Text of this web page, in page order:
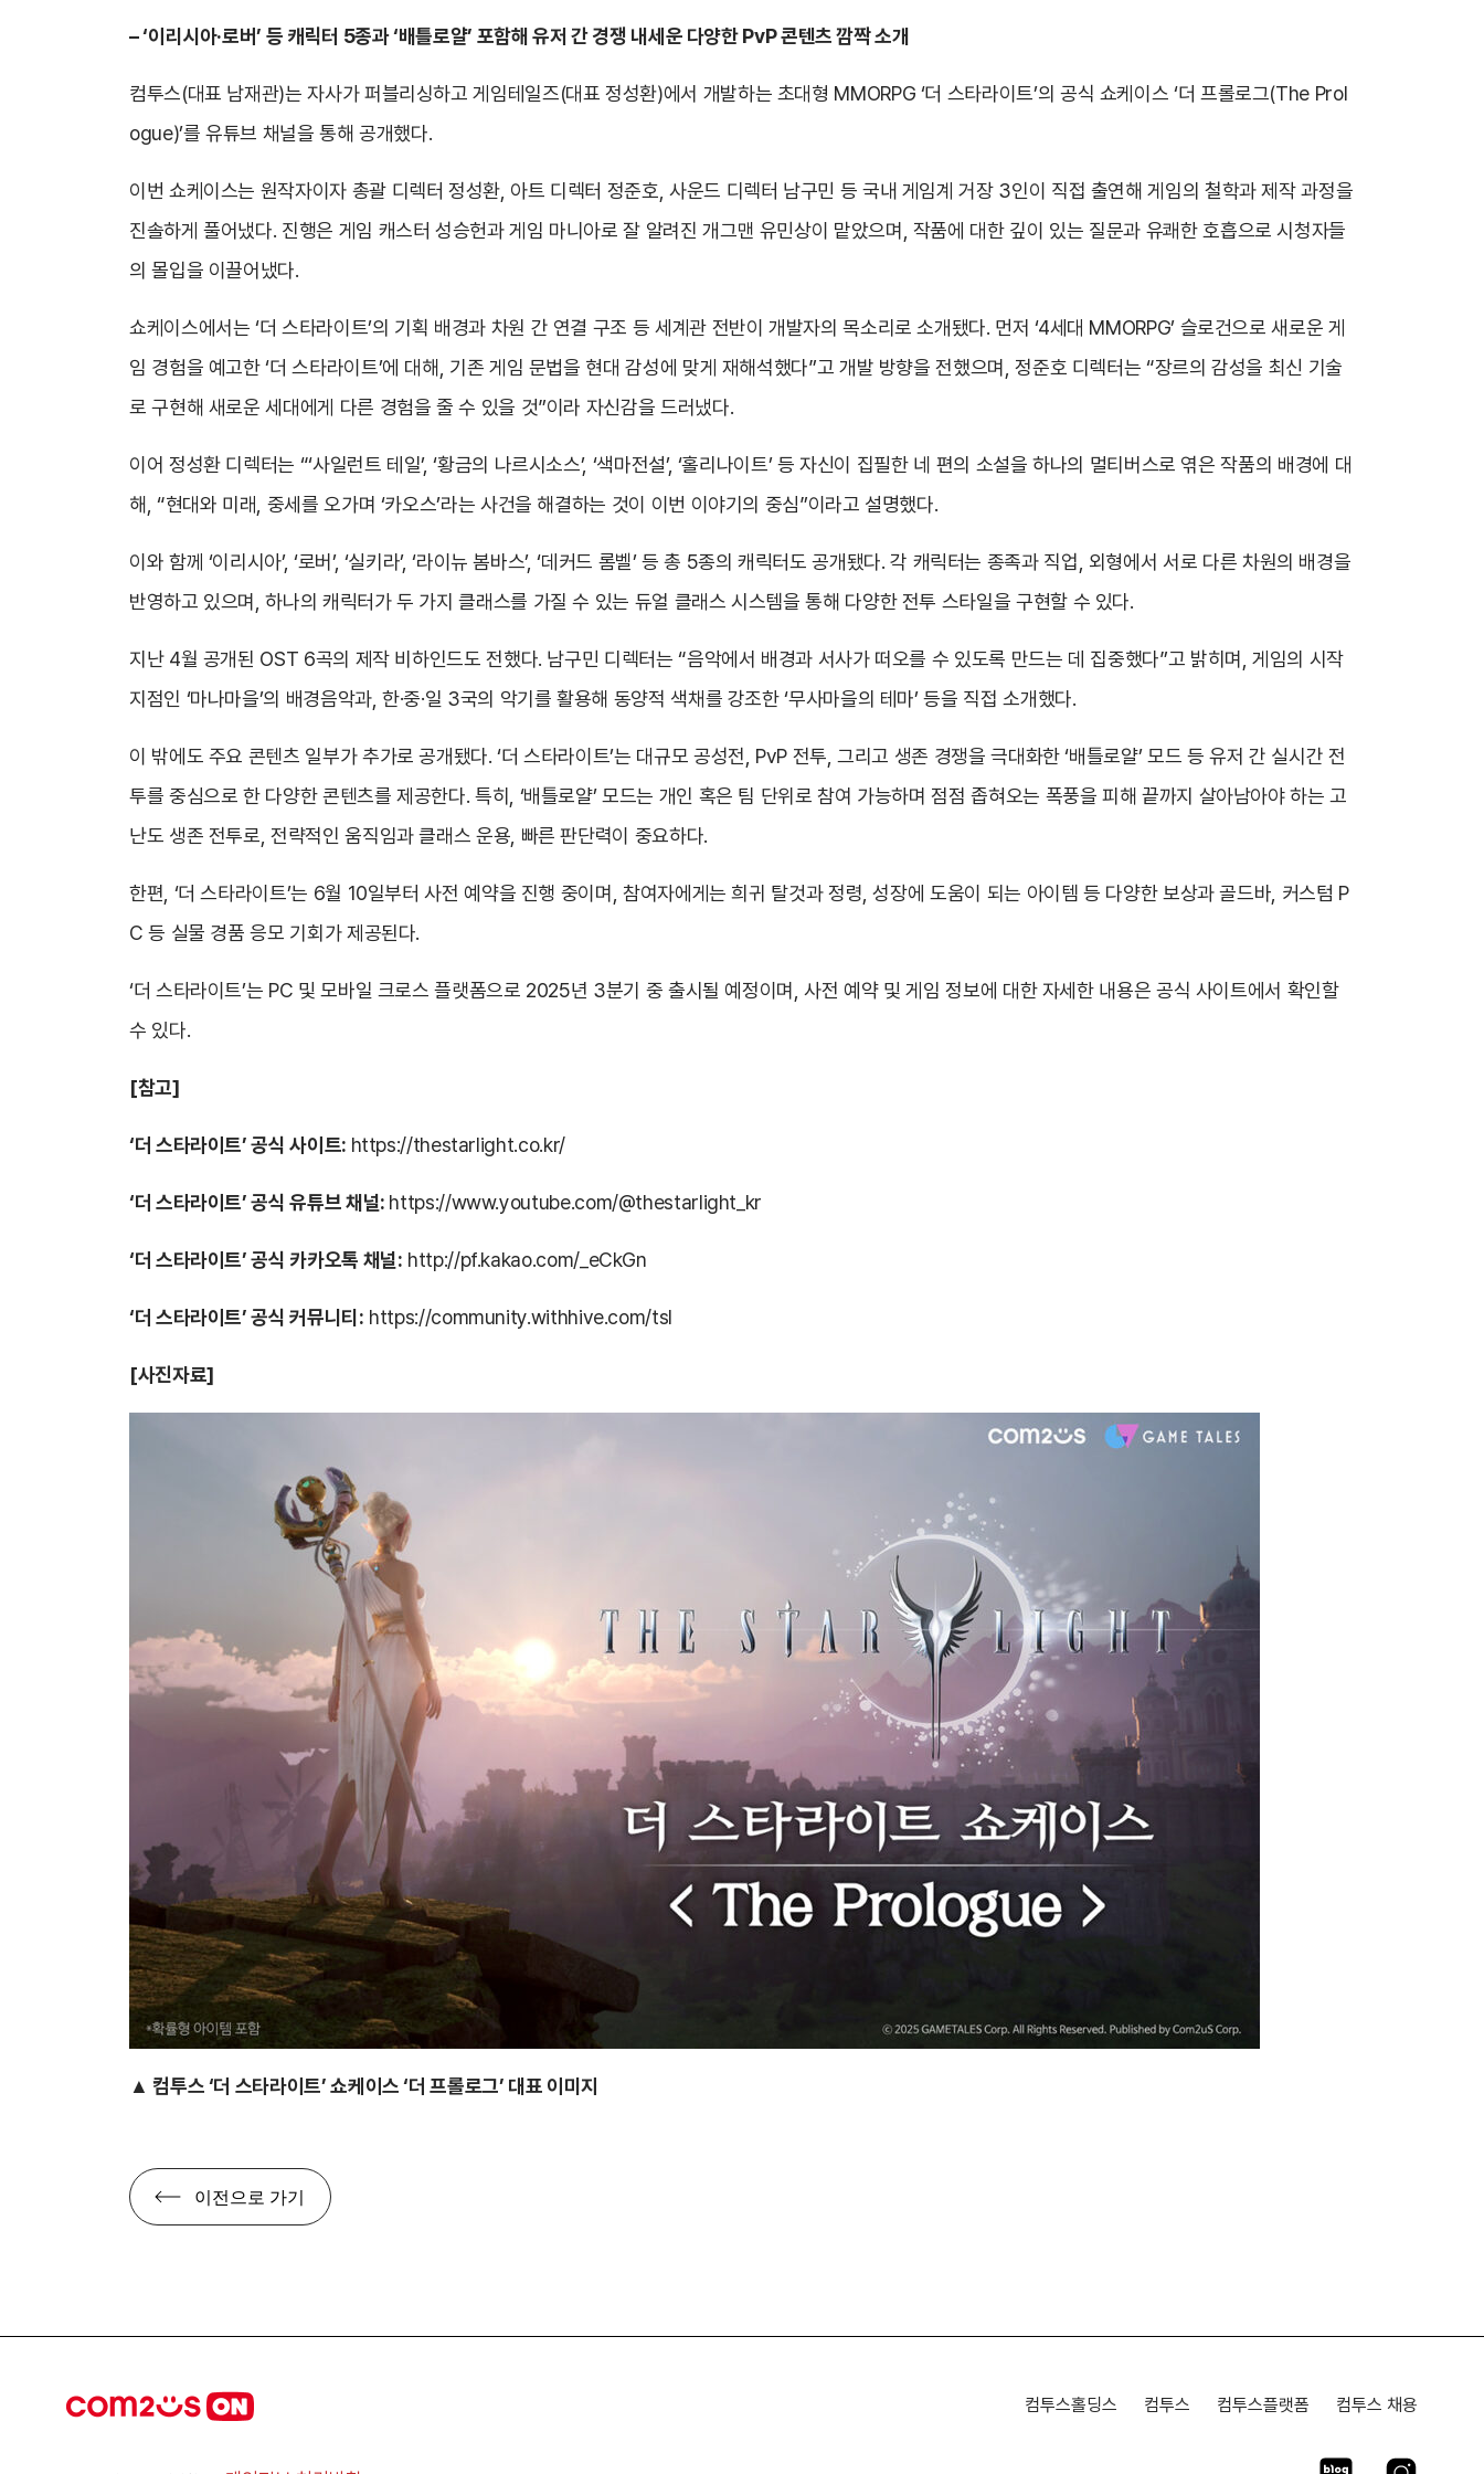
– ‘이리시아·로버’ 등 캐릭터 5종과 ‘배틀로얄’ 포함해 유저 간 경쟁 내세운 다양한 PvP 콘텐츠 깜짝 소개
컴투스(대표 남재관)는 자사가 퍼블리싱하고 게임테일즈(대표 정성환)에서 개발하는 초대형 MMORPG ‘더 스타라이트’의 공식 쇼케이스 ‘더 프롤로그(The Prol
ogue)’를 유튜브 채널을 통해 공개했다.
이번 쇼케이스는 원작자이자 총괄 디렉터 정성환, 아트 디렉터 정준호, 사운드 디렉터 남구민 등 국내 게임계 거장 3인이 직접 출연해 게임의 철학과 제작 과정을
진솔하게 풀어냈다. 진행은 게임 캐스터 성승헌과 게임 마니아로 잘 알려진 개그맨 유민상이 맡았으며, 작품에 대한 깊이 있는 질문과 유쾌한 호흡으로 시청자들
의 몰입을 이끌어냈다.
쇼케이스에서는 ‘더 스타라이트’의 기획 배경과 차원 간 연결 구조 등 세계관 전반이 개발자의 목소리로 소개됐다. 먼저 ‘4세대 MMORPG’ 슬로건으로 새로운 게
임 경험을 예고한 ‘더 스타라이트’에 대해, 기존 게임 문법을 현대 감성에 맞게 재해석했다”고 개발 방향을 전했으며, 정준호 디렉터는 “장르의 감성을 최신 기술
로 구현해 새로운 세대에게 다른 경험을 줄 수 있을 것”이라 자신감을 드러냈다.
이어 정성환 디렉터는 “‘사일런트 테일’, ‘황금의 나르시소스’, ‘색마전설’, ‘홀리나이트’ 등 자신이 집필한 네 편의 소설을 하나의 멀티버스로 엮은 작품의 배경에 대
해, “현대와 미래, 중세를 오가며 ‘카오스’라는 사건을 해결하는 것이 이번 이야기의 중심”이라고 설명했다.
이와 함께 ‘이리시아’, ‘로버’, ‘실키라’, ‘라이뉴 봄바스’, ‘데커드 롬벨’ 등 총 5종의 캐릭터도 공개됐다. 각 캐릭터는 종족과 직업, 외형에서 서로 다른 차원의 배경을
반영하고 있으며, 하나의 캐릭터가 두 가지 클래스를 가질 수 있는 듀얼 클래스 시스템을 통해 다양한 전투 스타일을 구현할 수 있다.
지난 4월 공개된 OST 6곡의 제작 비하인드도 전했다. 남구민 디렉터는 “음악에서 배경과 서사가 떠오를 수 있도록 만드는 데 집중했다”고 밝히며, 게임의 시작
지점인 ‘마나마을’의 배경음악과, 한·중·일 3국의 악기를 활용해 동양적 색채를 강조한 ‘무사마을의 테마’ 등을 직접 소개했다.
이 밖에도 주요 콘텐츠 일부가 추가로 공개됐다. ‘더 스타라이트’는 대규모 공성전, PvP 전투, 그리고 생존 경쟁을 극대화한 ‘배틀로얄’ 모드 등 유저 간 실시간 전
투를 중심으로 한 다양한 콘텐츠를 제공한다. 특히, ‘배틀로얄’ 모드는 개인 혹은 팀 단위로 참여 가능하며 점점 좁혀오는 폭풍을 피해 끝까지 살아남아야 하는 고
난도 생존 전투로, 전략적인 움직임과 클래스 운용, 빠른 판단력이 중요하다.
한편, ‘더 스타라이트’는 6월 10일부터 사전 예약을 진행 중이며, 참여자에게는 희귀 탈것과 정령, 성장에 도움이 되는 아이템 등 다양한 보상과 골드바, 커스텀 P
C 등 실물 경품 응모 기회가 제공된다.
‘더 스타라이트’는 PC 및 모바일 크로스 플랫폼으로 2025년 3분기 중 출시될 예정이며, 사전 예약 및 게임 정보에 대한 자세한 내용은 공식 사이트에서 확인할
수 있다.
[참고]
‘더 스타라이트’ 공식 사이트: https://thestarlight.co.kr/
‘더 스타라이트’ 공식 유튜브 채널: https://www.youtube.com/@thestarlight_kr
‘더 스타라이트’ 공식 카카오톡 채널: http://pf.kakao.com/_eCkGn
‘더 스타라이트’ 공식 커뮤니티: https://community.withhive.com/tsl
[사진자료]
▲ 컴투스 ‘더 스타라이트’쇼케이스 ‘더 프롤로그’ 대표 이미지
이전으로 가기
컴투스홀딩스 컴투스 컴투스플랫폼 컴투스 채용